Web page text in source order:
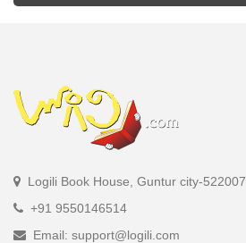
Logili Book House, Guntur city-522007
+91 9550146514
Email: support@logili.com